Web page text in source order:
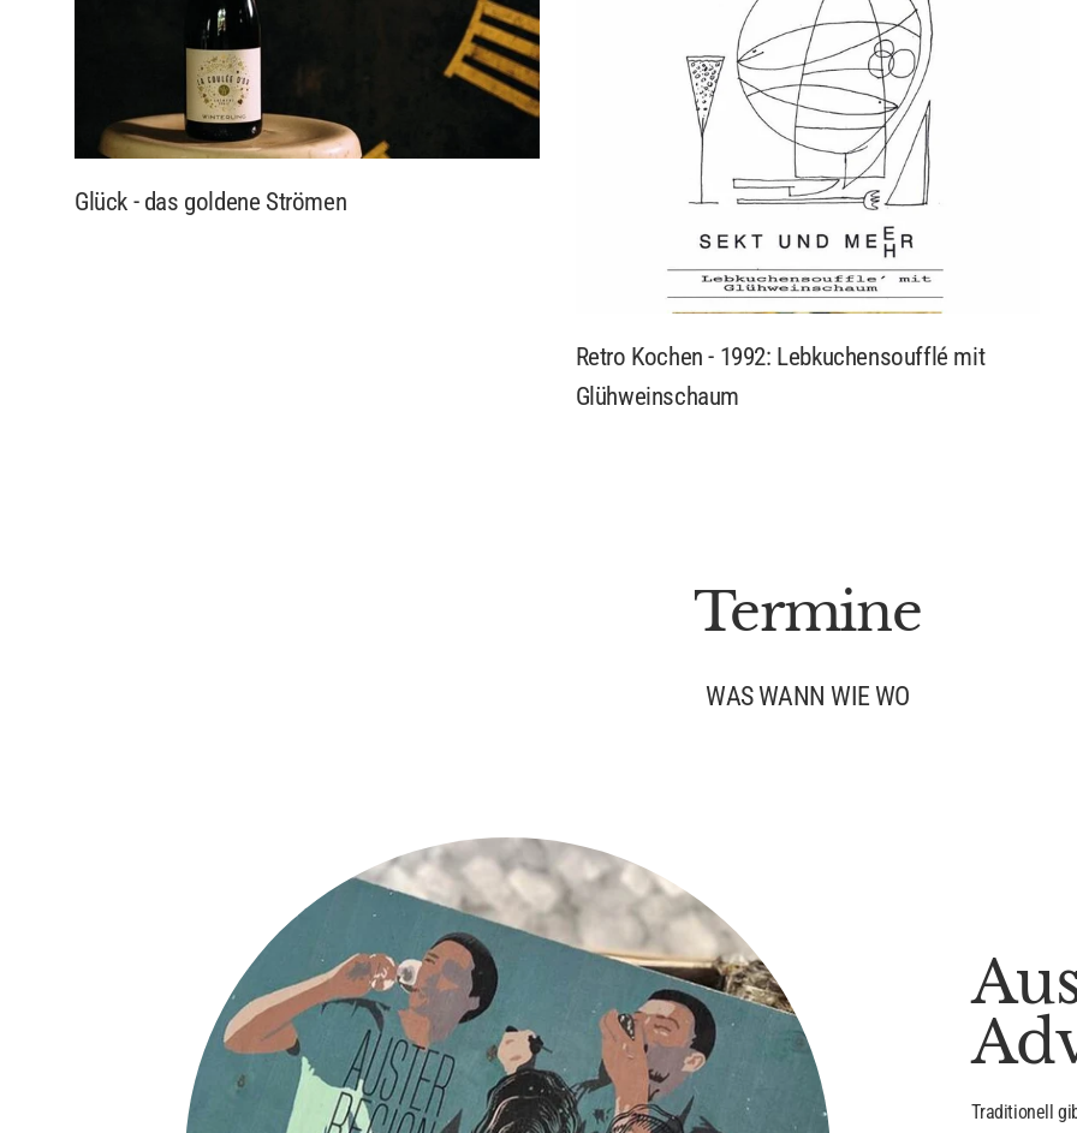
Glück - das goldene Strömen
Retro Kochen - 1992: Lebkuchensoufflé mit
Glühweinschaum
Termine
WAS WANN WIE WO
Traditionell